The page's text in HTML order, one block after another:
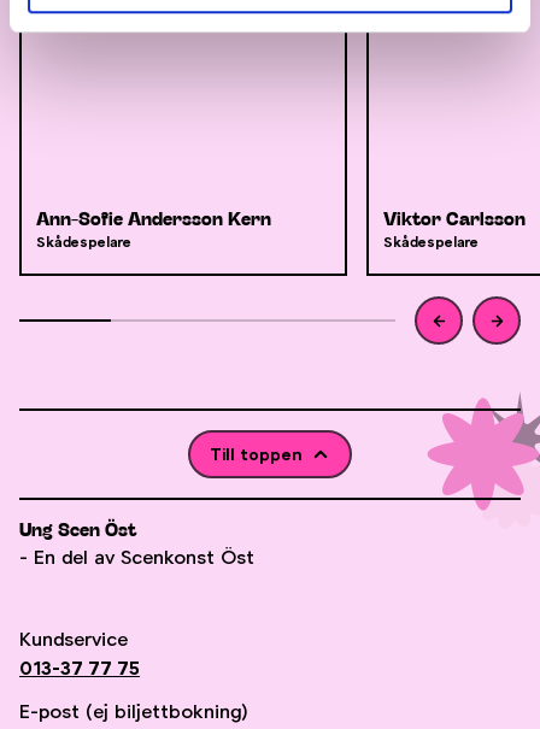
Ann-Sofie Andersson Kern
Skådespelare
Viktor Carlsson
Skådespelare
Till toppen
Ung Scen Öst
- En del av Scenkonst Öst
Kundservice
013-37 77 75
E-post (ej biljettbokning)